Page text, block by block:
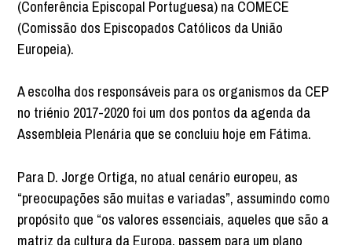
(Conferência Episcopal Portuguesa) na COMECE
(Comissão dos Episcopados Católicos da União
Europeia).
A escolha dos responsáveis para os organismos da CEP
no triénio 2017-2020 foi um dos pontos da agenda da
Assembleia Plenária que se concluiu hoje em Fátima.
Para D. Jorge Ortiga, no atual cenário europeu, as
“preocupações são muitas e variadas”, assumindo como
propósito que “os valores essenciais, aqueles que são a
matriz da cultura da Europa, passem para um plano